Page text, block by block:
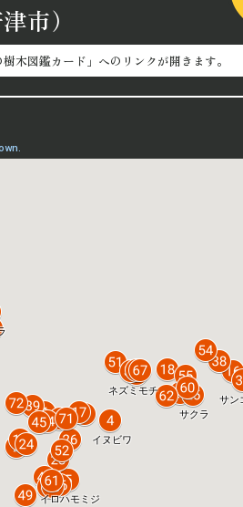
市）
木図鑑カード」へのリンクが開きます。